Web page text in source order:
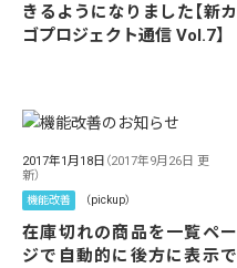
きるようになりました【新カ
ゴプロジェクト通信 Vol.7】
2017年1月18日 （2017年9月26日 更
新）
機能改善 （pickup）
在庫切れの商品を一覧ペー
ジで自動的に後方に表示で